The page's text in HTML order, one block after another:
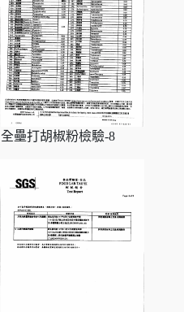
全壘打胡椒粉檢驗-8